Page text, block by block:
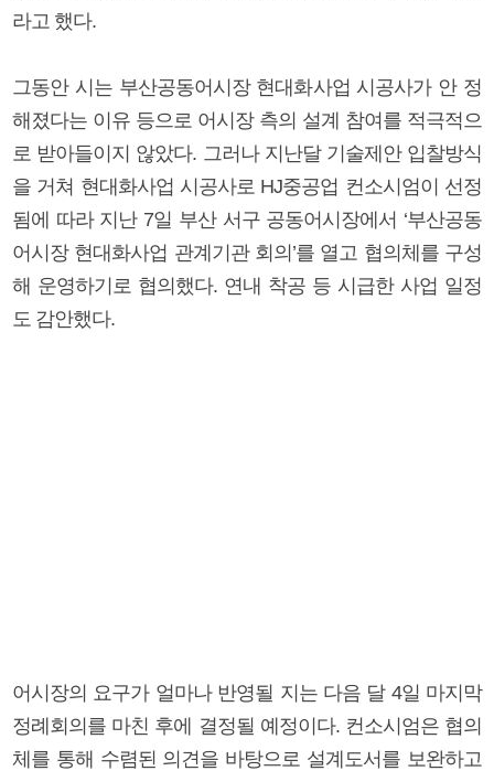
라고 했다.
그동안 시는 부산공동어시장 현대화사업 시공사가 안 정
해졌다는 이유 등으로 어시장 측의 설계 참여를 적극적으
로 받아들이지 않았다. 그러나 지난달 기술제안 입찰방식
을 거쳐 현대화사업 시공사로 HJ중공업 컨소시엄이 선정
됨에 따라 지난 7일 부산 서구 공동어시장에서 ‘부산공동
어시장 현대화사업 관계기관 회의’를 열고 협의체를 구성
해 운영하기로 협의했다. 연내 착공 등 시급한 사업 일정
도 감안했다.
어시장의 요구가 얼마나 반영될 지는 다음 달 4일 마지막
정례회의를 마친 후에 결정될 예정이다. 컨소시엄은 협의
체를 통해 수렴된 의견을 바탕으로 설계도서를 보완하고